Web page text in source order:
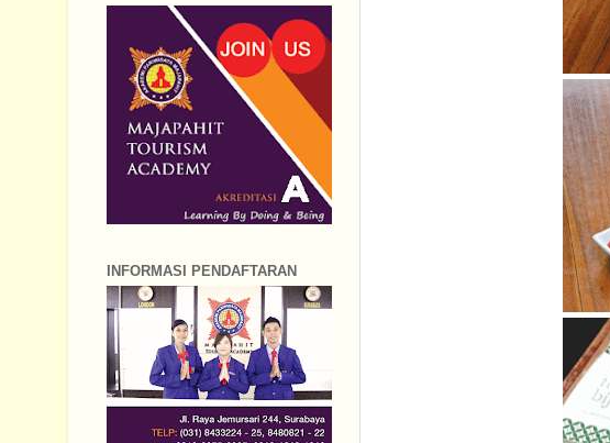
INFORMASI PENDAFTARAN